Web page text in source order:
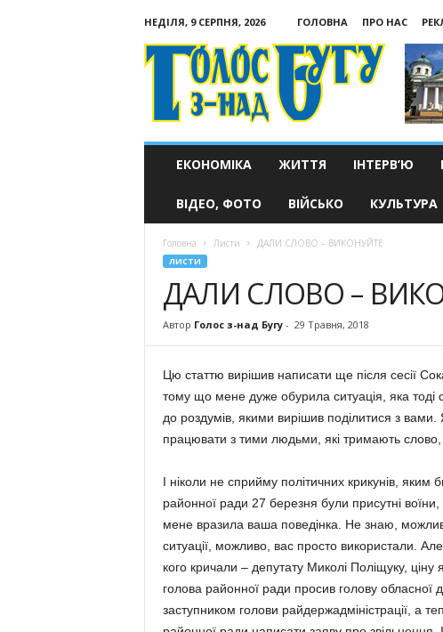
НЕДІЛЯ, 9 СЕРПНЯ, 2026 ГОЛОВНА ПРО НАС
Голос
з-
ЕКОНОМІКА ЖИТТЯ ІНТЕРВ’Ю
ВІДЕО, ФОТО ВІЙСЬКО КУЛЬТУРА
Головна Листи ДАЛИ СЛОВО – ВИКОНУЙТЕ
ЛИСТИ
ДАЛИ СЛОВО –
Автор Голос з-над Бугу- 29 Травня, 2018
Цю статтю вирішив написати ще після сесії
тому що мене дуже обурила ситуація, яка тоді
до роздумів, якими вирішив поділитися з
працювати з тими людьми, які тримають слово,
І ніколи не сприйму політичних крикунів, яким
районної ради 27 березня були присутні
мене вразила ваша поведінка. Не знаю,
ситуації, можливо, вас просто використали.
кого кричали – депутату Миколі Поліщуку,
голова районної ради просив голову обласної
заступником голови райдержадміністрації, а